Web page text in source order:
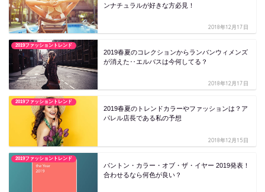
ンナチュラルが好きな方必見！
2018年12月17日
2019ファッショントレンド
2019春夏のコレクションからランバンウィメンズ
が消えた‥エルバスは今何してる？
2018年12月17日
2019ファッショントレンド
2019春夏のトレンドカラーやファッションは？ア
パレル店長である私の予想
2018年12月15日
2019ファッショントレンド
パントン・カラー・オブ・ザ・イヤー 2019発表！
合わせるなら何色が良い？